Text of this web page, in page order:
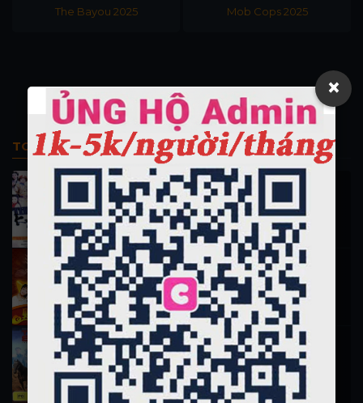
The Bayou 2025 Mob Cops 2025
TOP PHIM BỘ
Thi Công Kỳ Án 1997
施公奇案 1997
90K lượt xem
Thần Tài Đến 1999
Thần Tài Truyền Kỳ 1999
16.5K lượt xem
Hiệp Sĩ Vượt Thời Gian 1999 (trọn bộ)
Hiệp Sĩ Vượt Thời Gian 1999
16.1K lượt xem
×